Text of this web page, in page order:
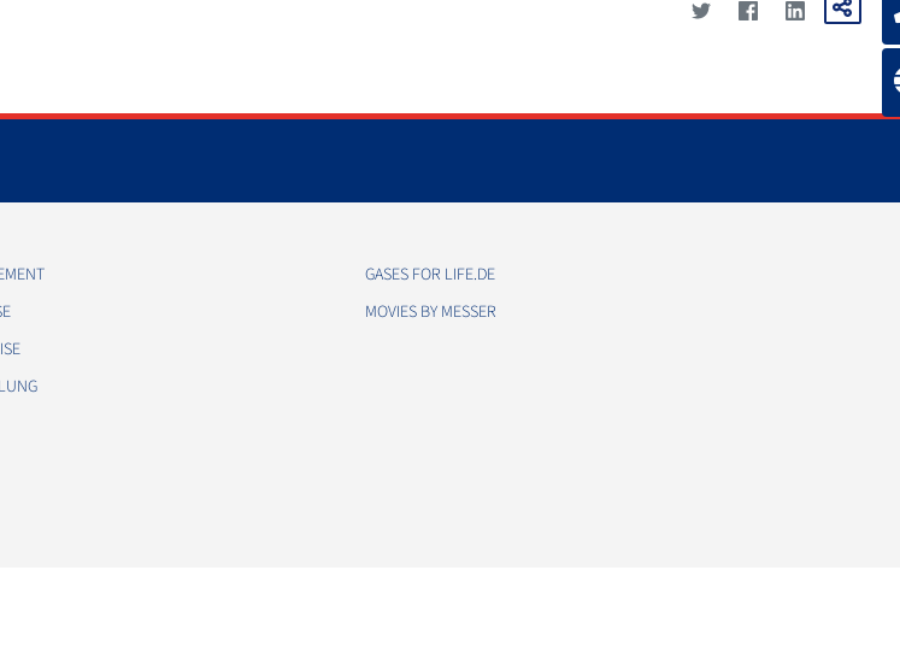
GASES FOR LIFE.DE
MOVIES BY MESSER